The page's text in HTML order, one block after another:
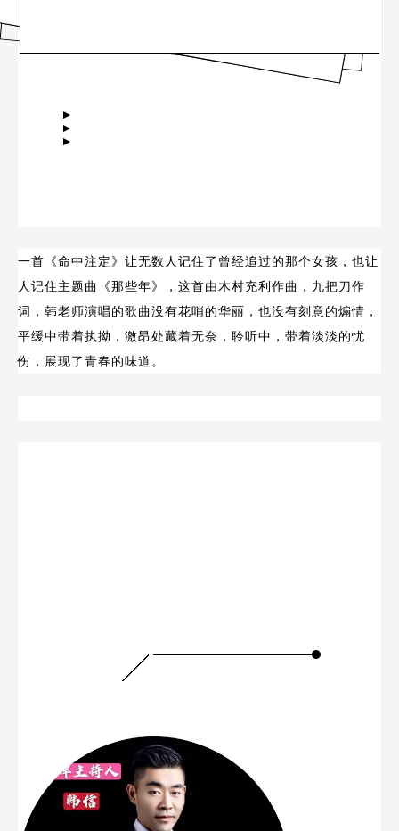
▼▼▼
一首《命中注定》让无数人记住了曾经追过的那个女孩，也让
人记住主题曲《那些年》，这首由木村充利作曲，九把刀作
词，韩老师演唱的歌曲没有花哨的华丽，也没有刻意的煽情，
平缓中带着执拗，激昂处藏着无奈，聆听中，带着淡淡的忧
伤，展现了青春的味道。